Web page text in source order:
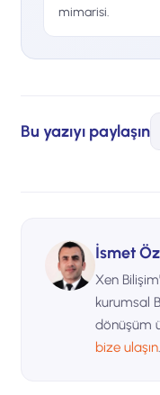
mimarisi.
Bu yazıyı paylaşın
İsmet
Xen
kurumsal
dönüşüm
bize ulaşın.